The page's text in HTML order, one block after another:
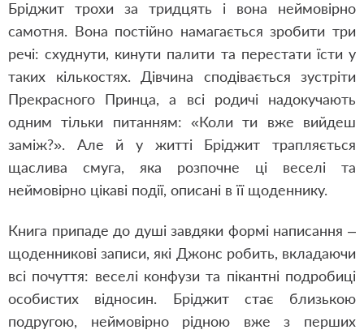
Бріджит трохи за тридцять і вона неймовірно
самотня. Вона постійно намагається зробити три
речі: схуднути, кинути палити та перестати їсти у
таких кількостях. Дівчина сподівається зустріти
Прекрасного Принца, а всі родичі надокучають
одним тільки питанням: «Коли ти вже вийдеш
заміж?». Але й у житті Бріджит трапляється
щаслива смуга, яка розпочне ці веселі та
неймовірно цікаві події, описані в її щоденнику.
Книга припаде до душі завдяки формі написання –
щоденникові записи, які Джонс робить, вкладаючи
всі почуття: веселі конфузи та пікантні подробиці
особистих відносин. Бріджит стає близькою
подругою, неймовірно рідною вже з перших